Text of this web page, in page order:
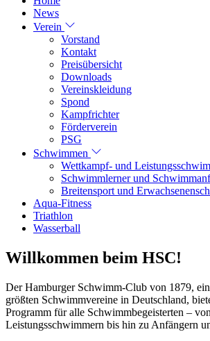
News
Verein
Vorstand
Kontakt
Preisübersicht
Downloads
Vereinskleidung
Spond
Kampfrichter
Förderverein
PSG
Schwimmen
Wettkampf- und
Schwimmlerner und
Breitensport und
Aqua-Fitness
Triathlon
Wasserball
Willkommen beim HSC!
Der Hamburger Schwimm-Club von 1879,
größten Schwimmvereine in Deutschland,
Programm für alle Schwimmbegeisterten –
Leistungsschwimmern bis hin zu Anfängern